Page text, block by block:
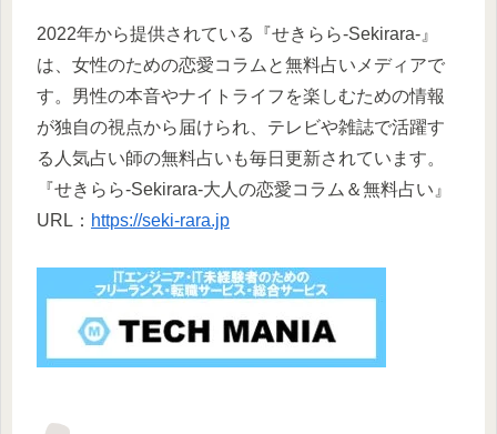
2022年から提供されている『せきらら-Sekirara-』
は、女性のための恋愛コラムと無料占いメディアで
す。男性の本音やナイトライフを楽しむための情報
が独自の視点から届けられ、テレビや雑誌で活躍す
る人気占い師の無料占いも毎日更新されています。
『せきらら-Sekirara-大人の恋愛コラム＆無料占い』
URL： https://seki-rara.jp